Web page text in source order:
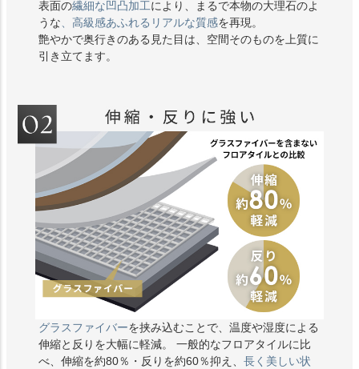
表面の繊細な凹凸加工により、まるで本物の大理石のよ
うな 、高級感あふれるリアルな質感を再現。
艶やかで奥行きのある見た目は、空間そのものを上質に
引き立てます。
グラスファイバーを挟み込むことで、温度や湿度による
伸縮と反りを大幅に軽減。 一般的なフロアタイルに比
べ、伸縮を約80％・反りを約60％抑え、 長く美しい状